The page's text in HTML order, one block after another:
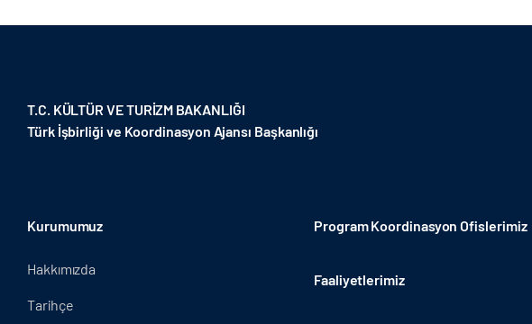
T.C. KÜLTÜR VE TURİZM BAKANLIĞI
Türk İşbirliği ve Koordinasyon Ajansı Başkanlığı
Kurumumuz
Hakkımızda
Tarihçe
Program Koordinasyon Ofislerimiz
Faaliyetlerimiz